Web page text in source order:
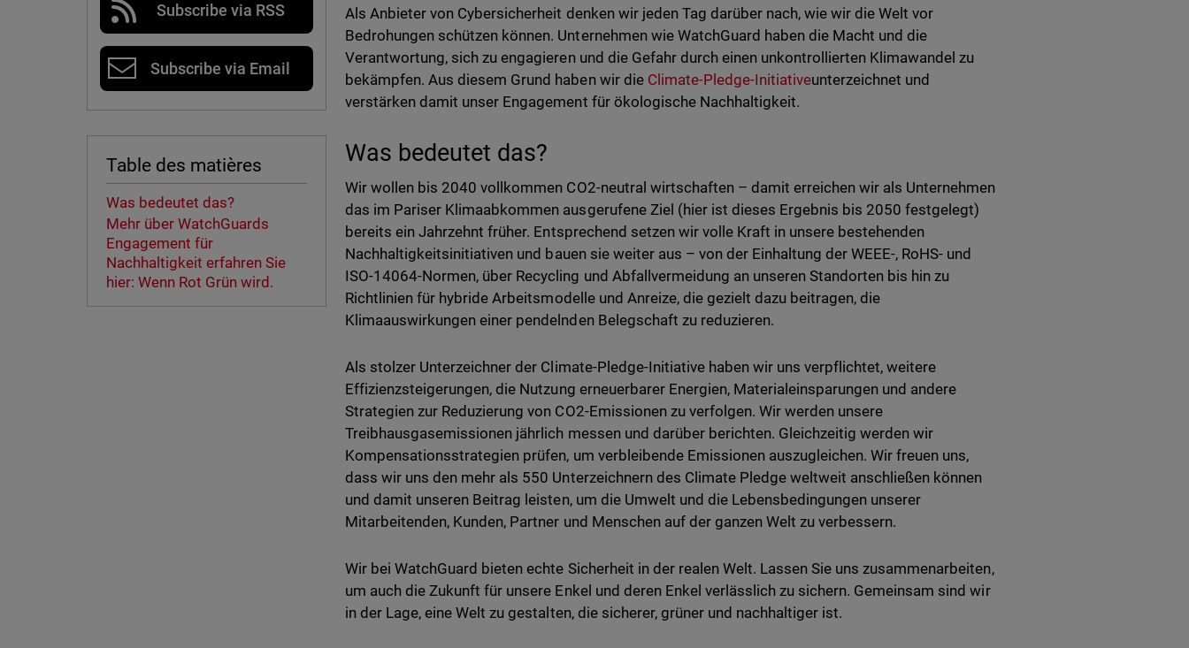
Subscribe via RSS
Subscribe via Email
Table des matières
Was bedeutet das?
Mehr über WatchGuards
Engagement für
Nachhaltigkeit erfahren Sie
hier: Wenn Rot Grün wird.
Als Anbieter von Cybersicherheit denken wir jeden Tag darüber nach, wie wir die Welt vor
Bedrohungen schützen können. Unternehmen wie WatchGuard haben die Macht und die
Verantwortung, sich zu engagieren und die Gefahr durch einen unkontrollierten Klimawandel zu
bekämpfen. Aus diesem Grund haben wir die Climate-Pledge-Initiativeunterzeichnet und
verstärken damit unser Engagement für ökologische Nachhaltigkeit.
Was bedeutet das?
Wir wollen bis 2040 vollkommen CO2-neutral wirtschaften – damit erreichen wir als Unternehmen
das im Pariser Klimaabkommen ausgerufene Ziel (hier ist dieses Ergebnis bis 2050 festgelegt)
bereits ein Jahrzehnt früher. Entsprechend setzen wir volle Kraft in unsere bestehenden
Nachhaltigkeitsinitiativen und bauen sie weiter aus – von der Einhaltung der WEEE-, RoHS- und
ISO-14064-Normen, über Recycling und Abfallvermeidung an unseren Standorten bis hin zu
Richtlinien für hybride Arbeitsmodelle und Anreize, die gezielt dazu beitragen, die
Klimaauswirkungen einer pendelnden Belegschaft zu reduzieren.
Als stolzer Unterzeichner der Climate-Pledge-Initiative haben wir uns verpflichtet, weitere
Effizienzsteigerungen, die Nutzung erneuerbarer Energien, Materialeinsparungen und andere
Strategien zur Reduzierung von CO2-Emissionen zu verfolgen. Wir werden unsere
Treibhausgasemissionen jährlich messen und darüber berichten. Gleichzeitig werden wir
Kompensationsstrategien prüfen, um verbleibende Emissionen auszugleichen. Wir freuen uns,
dass wir uns den mehr als 550 Unterzeichnern des Climate Pledge weltweit anschließen können
und damit unseren Beitrag leisten, um die Umwelt und die Lebensbedingungen unserer
Mitarbeitenden, Kunden, Partner und Menschen auf der ganzen Welt zu verbessern.
Wir bei WatchGuard bieten echte Sicherheit in der realen Welt. Lassen Sie uns zusammenarbeiten,
um auch die Zukunft für unsere Enkel und deren Enkel verlässlich zu sichern. Gemeinsam sind wir
in der Lage, eine Welt zu gestalten, die sicherer, grüner und nachhaltiger ist.